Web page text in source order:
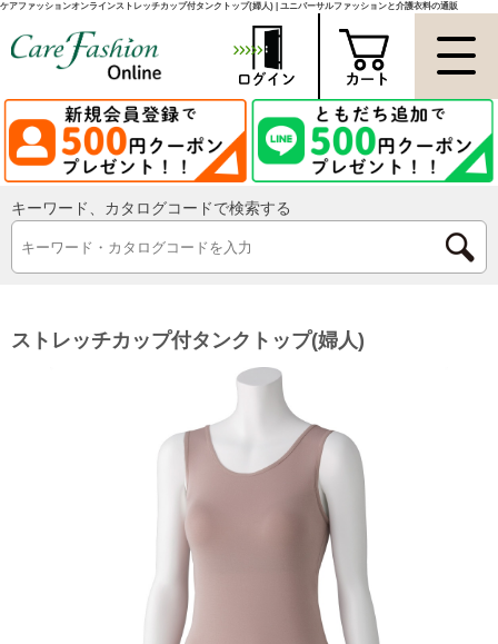
ケアファッションオンラインストレッチカップ付タンクトップ(婦人) | ユニバーサルファッションと介護衣料の通販
キーワード、カタログコードで検索する
ストレッチカップ付タンクトップ(婦人)